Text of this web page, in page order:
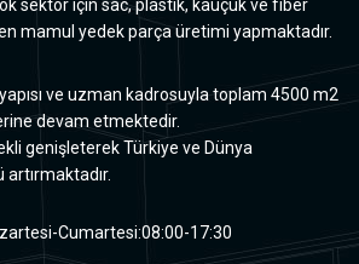
sektör için sac, plastik, kauçuk ve fiber
mamul yedek parça üretimi yapmaktadır.
ve uzman kadrosuyla toplam 4500 m2
devam etmektedir.
genişleterek Türkiye ve Dünya
Cumartesi:08:00-17:30